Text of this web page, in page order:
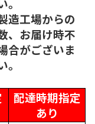
造工場からの
、お届け時不
合がございま
配達時期指定
あり